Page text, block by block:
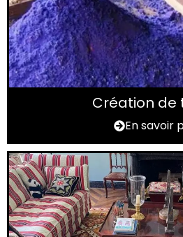
Création de
En savoir